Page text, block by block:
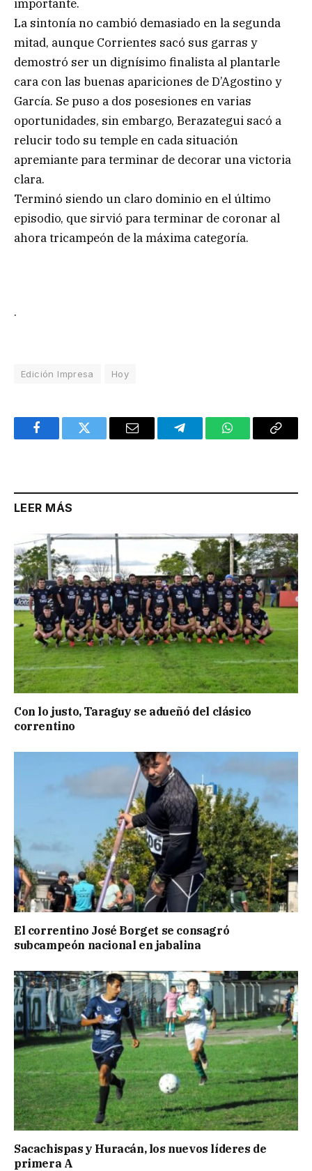
importante.
La sintonía no cambió demasiado en la segunda
mitad, aunque Corrientes sacó sus garras y
demostró ser un dignísimo finalista al plantarle
cara con las buenas apariciones de D’Agostino y
García. Se puso a dos posesiones en varias
oportunidades, sin embargo, Berazategui sacó a
relucir todo su temple en cada situación
apremiante para terminar de decorar una victoria
clara.
Terminó siendo un claro dominio en el último
episodio, que sirvió para terminar de coronar al
ahora tricampeón de la máxima categoría.
.
Edición Impresa Hoy
FacebookTwitter Email TelegramWhatsAppCopy
LEER MÁS
Con lo justo, Taraguy se adueñó del clásico
correntino
El correntino José Borget se consagró
subcampeón nacional en jabalina
Sacachispas y Huracán, los nuevos líderes de
primera A